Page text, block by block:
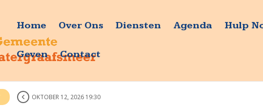
Home Over Ons Diensten Agenda Hulp
Geven Contact
OKTOBER 12, 2026 19:30